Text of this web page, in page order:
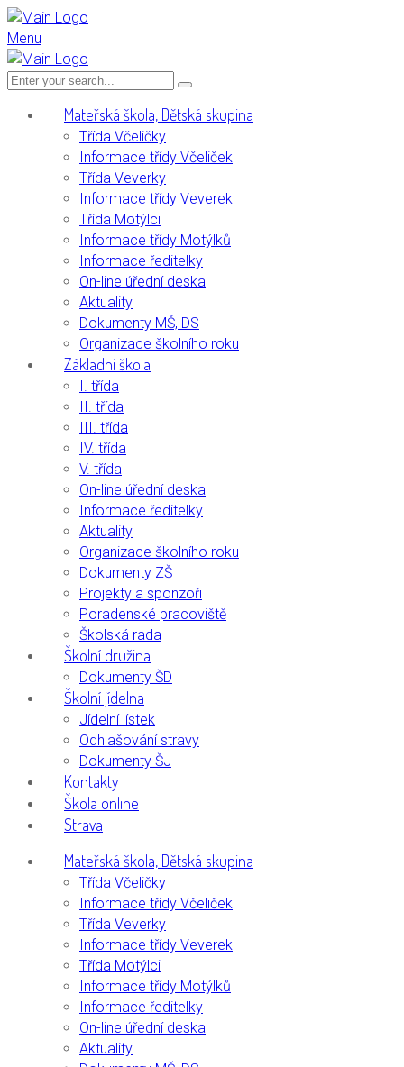
Menu
Mateřská škola, Dětská skupina
Třída Včeličky
Informace třídy Včeliček
Třída Veverky
Informace třídy Veverek
Třída Motýlci
Informace třídy Motýlků
Informace ředitelky
On-line úřední deska
Aktuality
Dokumenty MŠ, DS
Organizace školního roku
Základní škola
I. třída
II. třída
III. třída
IV. třída
V. třída
On-line úřední deska
Informace ředitelky
Aktuality
Organizace školního roku
Dokumenty ZŠ
Projekty a sponzoři
Poradenské pracoviště
Školská rada
Školní družina
Dokumenty ŠD
Školní jídelna
Jídelní lístek
Odhlašování stravy
Dokumenty ŠJ
Kontakty
Škola online
Strava
Mateřská škola, Dětská skupina
Třída Včeličky
Informace třídy Včeliček
Třída Veverky
Informace třídy Veverek
Třída Motýlci
Informace třídy Motýlků
Informace ředitelky
On-line úřední deska
Aktuality